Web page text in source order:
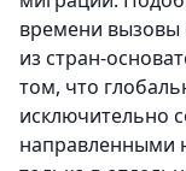
времени вызовы
из стран-
том, что
исключительно
направленными